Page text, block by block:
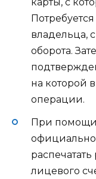
владельца,
оборота.
на которой
операции.
При помощи
лицевого